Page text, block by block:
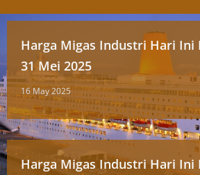
Harga Migas Industri Hari Ini
31 Mei 2025
16 May 2025
Harga Migas Industri Hari Ini